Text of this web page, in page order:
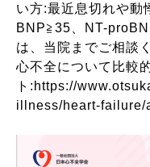
い方:最近息切れや動
BNP≧35、NT-
は、当院までご相談
心不全について比較
ト:https://
illness/heart-failure/